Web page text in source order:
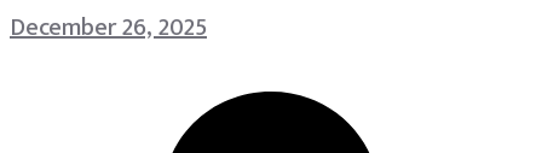
December 26, 2025